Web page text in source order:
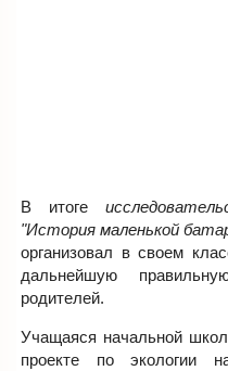
В итоге
"История маленькой
организовал в своем
дальнейшую
родителей.
Учащаяся начальной
проекте по экологии